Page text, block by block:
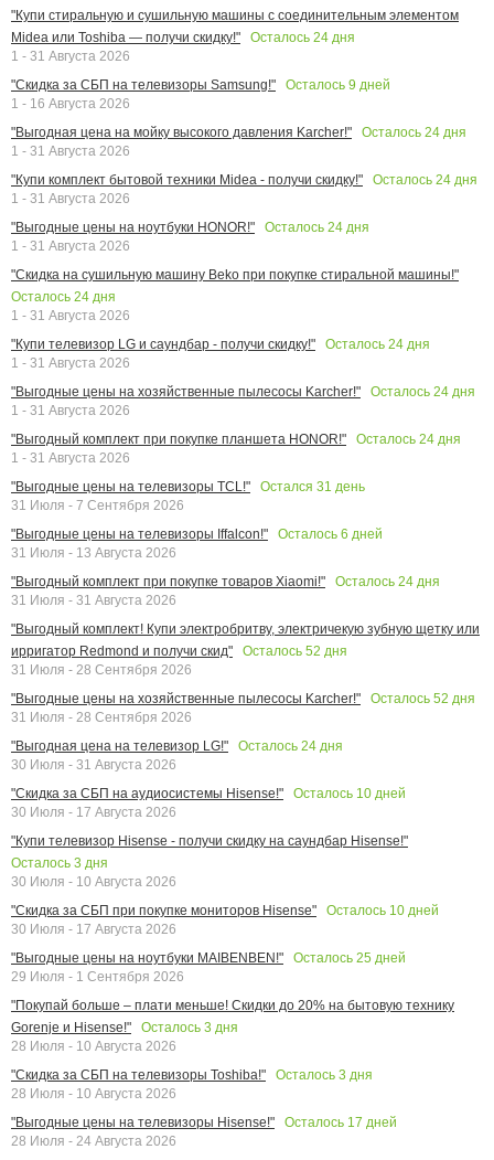
"Купи стиральную и сушильную машины с соединительным элементом
Midea или Toshiba — получи скидку!"
Осталось 24 дня
1 - 31 Августа 2026
"Скидка за СБП на телевизоры Samsung!"
Осталось 9 дней
1 - 16 Августа 2026
"Выгодная цена на мойку высокого давления Karcher!"
Осталось 24 дня
1 - 31 Августа 2026
"Купи комплект бытовой техники Midea - получи скидку!"
Осталось 24 дня
1 - 31 Августа 2026
"Выгодные цены на ноутбуки HONOR!"
Осталось 24 дня
1 - 31 Августа 2026
"Скидка на сушильную машину Beko при покупке стиральной машины!"
Осталось 24 дня
1 - 31 Августа 2026
"Купи телевизор LG и саундбар - получи скидку!"
Осталось 24 дня
1 - 31 Августа 2026
"Выгодные цены на хозяйственные пылесосы Karcher!"
Осталось 24 дня
1 - 31 Августа 2026
"Выгодный комплект при покупке планшета HONOR!"
Осталось 24 дня
1 - 31 Августа 2026
"Выгодные цены на телевизоры TCL!"
Остался 31 день
31 Июля - 7 Сентября 2026
"Выгодные цены на телевизоры Iffalcon!"
Осталось 6 дней
31 Июля - 13 Августа 2026
"Выгодный комплект при покупке товаров Xiaomi!"
Осталось 24 дня
31 Июля - 31 Августа 2026
"Выгодный комплект! Купи электробритву, электричекую зубную щетку или
ирригатор Redmond и получи скид"
Осталось 52 дня
31 Июля - 28 Сентября 2026
"Выгодные цены на хозяйственные пылесосы Karcher!"
Осталось 52 дня
31 Июля - 28 Сентября 2026
"Выгодная цена на телевизор LG!"
Осталось 24 дня
30 Июля - 31 Августа 2026
"Скидка за СБП на аудиосистемы Hisense!"
Осталось 10 дней
30 Июля - 17 Августа 2026
"Купи телевизор Hisense - получи скидку на саундбар Hisense!"
Осталось 3 дня
30 Июля - 10 Августа 2026
"Скидка за СБП при покупке мониторов Hisense"
Осталось 10 дней
30 Июля - 17 Августа 2026
"Выгодные цены на ноутбуки MAIBENBEN!"
Осталось 25 дней
29 Июля - 1 Сентября 2026
"Покупай больше – плати меньше! Скидки до 20% на бытовую технику
Gorenje и Hisense!"
Осталось 3 дня
28 Июля - 10 Августа 2026
"Скидка за СБП на телевизоры Toshiba!"
Осталось 3 дня
28 Июля - 10 Августа 2026
"Выгодные цены на телевизоры Hisense!"
Осталось 17 дней
28 Июля - 24 Августа 2026